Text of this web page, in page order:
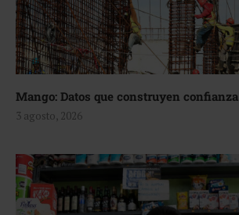
Mango: Datos que construyen confianza
3 agosto, 2026